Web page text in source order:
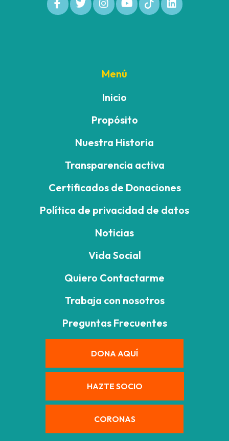
Menú
Inicio
Propósito
Nuestra Historia
Transparencia activa
Certificados de Donaciones
Política de privacidad de datos
Noticias
Vida Social
Quiero Contactarme
Trabaja con nosotros
Preguntas Frecuentes
DONA AQUÍ
HAZTE SOCIO
CORONAS